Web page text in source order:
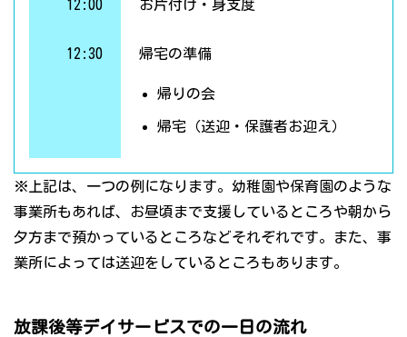
12:00 お片付け・身支度
12:30 帰宅の準備
帰りの会
帰宅（送迎・保護者お迎え）
※上記は、一つの例になります。幼稚園や保育園のような
事業所もあれば、お昼頃まで支援しているところや朝から
夕方まで預かっているところなどそれぞれです。また、事
業所によっては送迎をしているところもあります。
放課後等デイサービスでの一日の流れ